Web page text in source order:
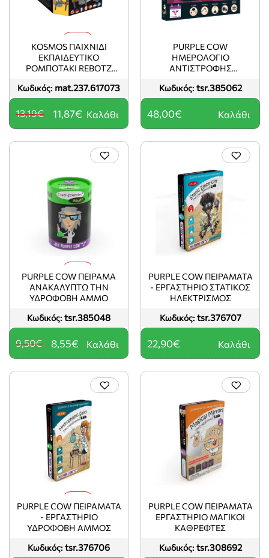
Κωδικός: mat.237.617073
KOSMOS ΠΑΙΧΝΙΔΙ
ΕΚΠΑΙΔΕΥΤΙΚΟ
ΡΟΜΠΟΤΑΚΙ REBOTZ
11,87€
13,19€ Καλάθι
Κωδικός: tsr.385062
PURPLE COW
ΗΜΕΡΟΛΌΓΙΟ
ΑΝΤΊΣΤΡΟΦΗΣ
`ΣΥΝΑΡΠΑΣΤΙΚΆ
ΠΕΙΡΆΜΑΤΑ`
48,00€ Καλάθι
Κωδικός: tsr.385048
PURPLE COW ΠΕΊΡΑΜΑ
ΑΝΑΚΑΛΎΠΤΩ ΤΗΝ
ΥΔΡΌΦΟΒΗ ΆΜΜΟ
8,55€
9,50€ Καλάθι
Κωδικός: tsr.376707
PURPLE COW ΠΕΙΡΆΜΑΤΑ
- ΕΡΓΑΣΤΉΡΙΟ ΣΤΑΤΙΚΌΣ
ΗΛΕΚΤΡΙΣΜΌΣ
22,90€ Καλάθι
Κωδικός: tsr.376706
PURPLE COW ΠΕΙΡΆΜΑΤΑ
- ΕΡΓΑΣΤΉΡΙΟ
ΥΔΡΌΦΟΒΗ ΆΜΜΟΣ
Κωδικός: tsr.308692
PURPLE COW ΠΕΙΡΆΜΑΤΑ
ΕΡΓΑΣΤΉΡΙΟ ΜΑΓΙΚΟΊ
ΚΑΘΡΈΦΤΕΣ